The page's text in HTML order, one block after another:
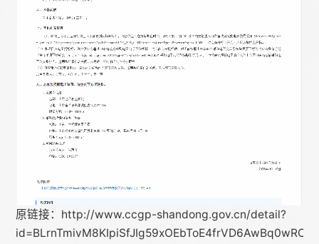
原链接：http://www.ccgp-shandong.gov.cn/detail?